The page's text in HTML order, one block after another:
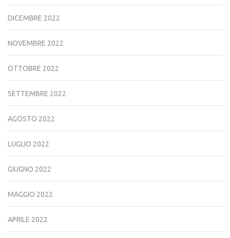
DICEMBRE 2022
NOVEMBRE 2022
OTTOBRE 2022
SETTEMBRE 2022
AGOSTO 2022
LUGLIO 2022
GIUGNO 2022
MAGGIO 2022
APRILE 2022